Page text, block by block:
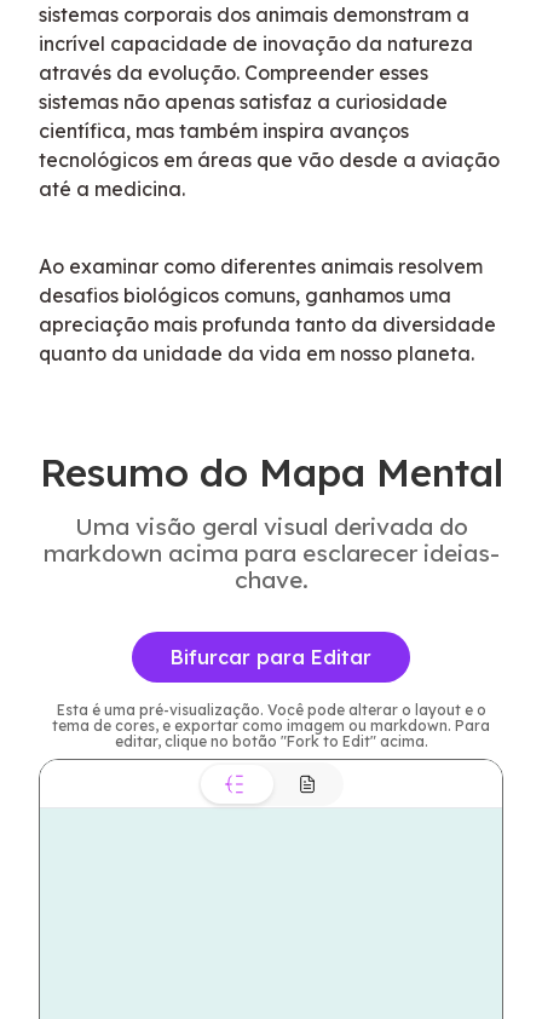
sistemas corporais dos animais demonstram a
incrível capacidade de inovação da natureza
através da evolução. Compreender esses
sistemas não apenas satisfaz a curiosidade
científica, mas também inspira avanços
tecnológicos em áreas que vão desde a aviação
até a medicina.
Ao examinar como diferentes animais resolvem
desafios biológicos comuns, ganhamos uma
apreciação mais profunda tanto da diversidade
quanto da unidade da vida em nosso planeta.
Resumo do Mapa Mental
Uma visão geral visual derivada do
markdown acima para esclarecer ideias-
chave.
Bifurcar para Editar
Esta é uma pré-visualização. Você pode alterar o layout e o
tema de cores, e exportar como imagem ou markdown. Para
editar, clique no botão "Fork to Edit" acima.